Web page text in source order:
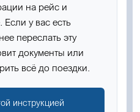
на рейс и
у вас есть
переслать эту
документы или
всё до поездки.
инструкцией